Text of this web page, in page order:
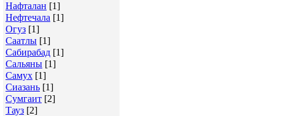
Нафталан [1]
Нефтечала [1]
Огуз [1]
Саатлы [1]
Сабирабад [1]
Сальяны [1]
Самух [1]
Сиазань [1]
Сумгаит [2]
Тауз [2]